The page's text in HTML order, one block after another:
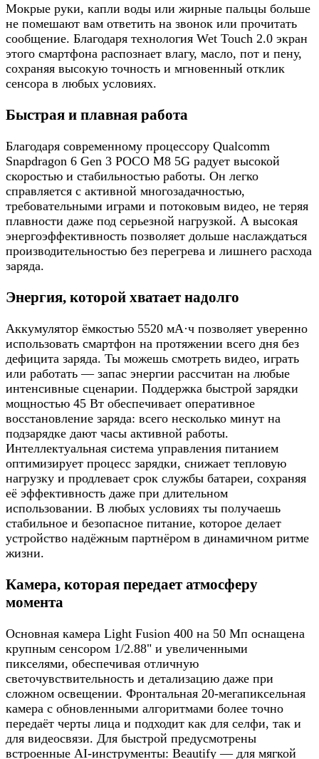
Мокрые руки, капли воды или жирные пальцы больше
не помешают вам ответить на звонок или прочитать
сообщение. Благодаря технология Wet Touch 2.0 экран
этого смартфона распознает влагу, масло, пот и пену,
сохраняя высокую точность и мгновенный отклик
сенсора в любых условиях.
Быстрая и плавная работа
Благодаря современному процессору Qualcomm
Snapdragon 6 Gen 3 POCO M8 5G радует высокой
скоростью и стабильностью работы. Он легко
справляется с активной многозадачностью,
требовательными играми и потоковым видео, не теряя
плавности даже под серьезной нагрузкой. А высокая
энергоэффективность позволяет дольше наслаждаться
производительностью без перегрева и лишнего расхода
заряда.
Энергия, которой хватает надолго
Аккумулятор ёмкостью 5520 мА·ч позволяет уверенно
использовать смартфон на протяжении всего дня без
дефицита заряда. Ты можешь смотреть видео, играть
или работать — запас энергии рассчитан на любые
интенсивные сценарии. Поддержка быстрой зарядки
мощностью 45 Вт обеспечивает оперативное
восстановление заряда: всего несколько минут на
подзарядке дают часы активной работы.
Интеллектуальная система управления питанием
оптимизирует процесс зарядки, снижает тепловую
нагрузку и продлевает срок службы батареи, сохраняя
её эффективность даже при длительном
использовании. В любых условиях ты получаешь
стабильное и безопасное питание, которое делает
устройство надёжным партнёром в динамичном ритме
жизни.
Камера, которая передает атмосферу
момента
Основная камера Light Fusion 400 на 50 Мп оснащена
крупным сенсором 1/2.88" и увеличенными
пикселями, обеспечивая отличную
светочувствительность и детализацию даже при
сложном освещении. Фронтальная 20-мегапиксельная
камера с обновленными алгоритмами более точно
передаёт черты лица и подходит как для селфи, так и
для видеосвязи. Для быстрой предусмотрены
встроенные AI-инструменты: Beautify — для мягкой